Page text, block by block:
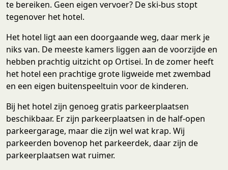
te bereiken. Geen eigen vervoer? De ski-bus stopt
tegenover het hotel.
Het hotel ligt aan een doorgaande weg, daar merk je
niks van. De meeste kamers liggen aan de voorzijde en
hebben prachtig uitzicht op Ortisei. In de zomer heeft
het hotel een prachtige grote ligweide met zwembad
en een eigen buitenspeeltuin voor de kinderen.
Bij het hotel zijn genoeg gratis parkeerplaatsen
beschikbaar. Er zijn parkeerplaatsen in de half-open
parkeergarage, maar die zijn wel wat krap. Wij
parkeerden bovenop het parkeerdek, daar zijn de
parkeerplaatsen wat ruimer.